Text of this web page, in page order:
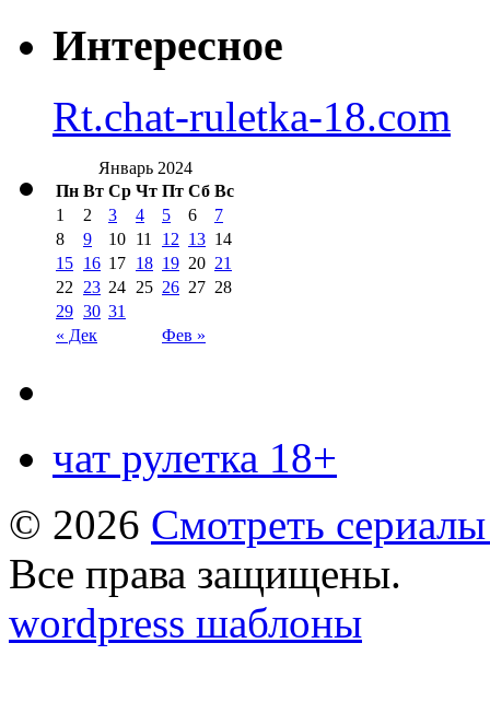
Интересное
Rt.chat-ruletka-18.com
Январь 2024
Пн Вт Ср Чт Пт Сб Вс
« Дек Фев »
1 2 3 4 5 6
7
8
9 10 11 12 13 14
15 16 17 18 19 20 21
22
23 24 25 26 27 28
29 30 31
чат рулетка 18+
© 2026 Смотреть
Все права защищены.
wordpress шаблоны